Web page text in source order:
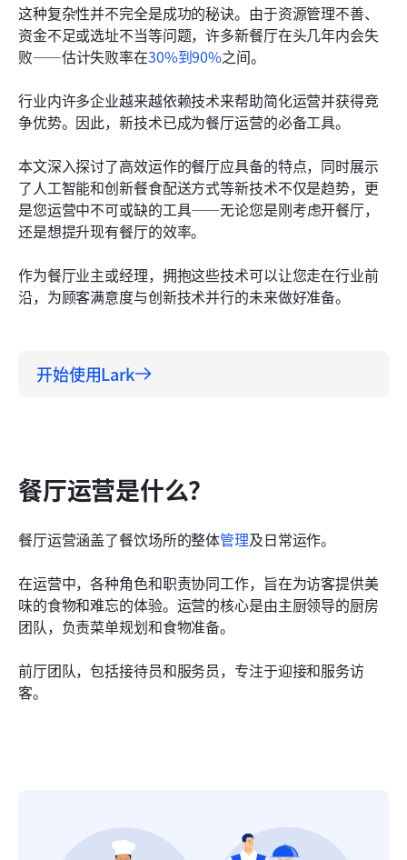
这种复杂性并不完全是成功的秘诀。由于资源管理不善、
资金不足或选址不当等问题，许多新餐厅在头几年内会失
败——估计失败率在30%到90%之间。
行业内许多企业越来越依赖技术来帮助简化运营并获得竞
争优势。因此，新技术已成为餐厅运营的必备工具。
本文深入探讨了高效运作的餐厅应具备的特点，同时展示
了人工智能和创新餐食配送方式等新技术不仅是趋势，更
是您运营中不可或缺的工具——无论您是刚考虑开餐厅，
还是想提升现有餐厅的效率。
作为餐厅业主或经理，拥抱这些技术可以让您走在行业前
沿，为顾客满意度与创新技术并行的未来做好准备。
开始使用Lark
餐厅运营是什么？
餐厅运营涵盖了餐饮场所的整体管理及日常运作。
在运营中，各种角色和职责协同工作，旨在为访客提供美
味的食物和难忘的体验。运营的核心是由主厨领导的厨房
团队，负责菜单规划和食物准备。
前厅团队，包括接待员和服务员，专注于迎接和服务访
客。